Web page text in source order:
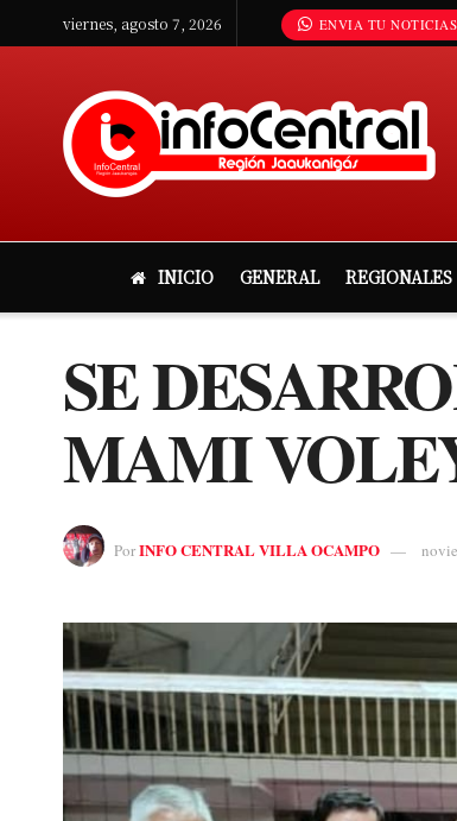
viernes, agosto 7, 2026 ENVIA TU
INICIO GENERAL REGIONALES
SE
MAMI
PorINFO CENTRAL VILLA OCAMPO